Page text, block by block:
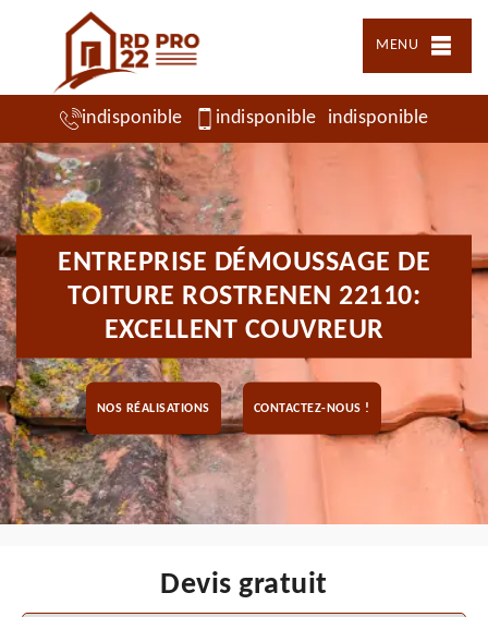
MENU
indisponible indisponible indisponible
ENTREPRISE DÉMOUSSAGE DE
TOITURE ROSTRENEN 22110:
EXCELLENT COUVREUR
NOS RÉALISATIONS CONTACTEZ-NOUS !
Devis gratuit